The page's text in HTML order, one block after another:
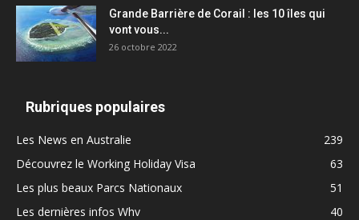
Grande Barrière de Corail : les 10 îles qui
vont vous...
26 octobre 2022
Rubriques populaires
Les News en Australie
239
Découvrez le Working Holiday Visa
63
Les plus beaux Parcs Nationaux
51
Les dernières infos Whv
40